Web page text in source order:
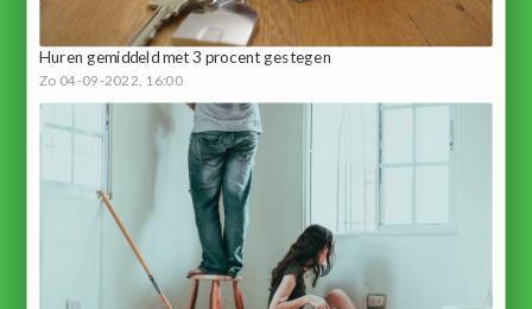
Huren gemiddeld met 3 procent gestegen
Zo 04-09-2022, 16:00